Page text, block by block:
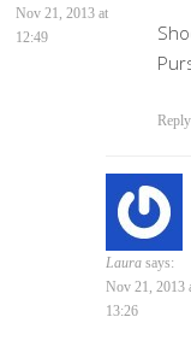
Nov 21, 2013 at
12:49
Reply
Laura says:
Nov 21, 2013
13:26